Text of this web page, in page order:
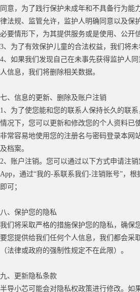
同意，为了践行保护未成年和不具备行为能
律法规、监管允许，监护人明确同意以及保
必要情形下，为其提供服务或是使用、公开信
3、为了有效保护儿童的合法权益，我们将未
4、如果我们发现自己在未事先获得监护人
人信息，我们将删除相关数据。
七、信息的更新、删除及账户注销
1、为了使您能和您的联系人保持长久的联
情况下，您可以更新和修改您的个人资料已
非常容易地使用您的注册名与密码登录本网
及档案。
2、账户注销。您可以通过以下方式申请注
App，通过“我的-系联系我们 -注销账号”，根
即可；
八、保护您的隐私
我们将采取严格的措施保护您的隐私，确保
要您提供给我们任何个人信息，我们都会采
（法律或政府的强制性规定不在此限）。
九、更新隐私条款
半导小芯可能会对隐私权政策进行修改。如